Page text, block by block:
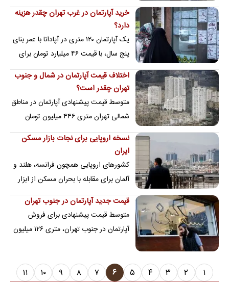
مواجه …
خرید آپارتمان در غرب تهران چقدر هزینه
دارد؟
یک آپارتمان ۱۲۰ متری در آپادانا با عمر بنای
پنج سال، با قیمت ۴۶ میلیارد تومان برای
فروش آگهی شده است
اختلاف قیمت آپارتمان در شمال و جنوب
تهران چقدر است؟
متوسط قیمت پیشنهادی آپارتمان در مناطق
شمالی تهران متری ۴۴۶ میلیون تومان
است و در مناطق جنوبی به متری ۱۲۶
میلیون تومان م…
نسخه اروپایی برای نجات بازار مسکن
ایران
کشورهای اروپایی همچون فرانسه، هلند و
آلمان برای مقابله با بحران مسکن از ابزار
سه‌گانه زمین، تامین مالی و نظام مالیاتی…
قیمت جدید آپارتمان در جنوب تهران
متوسط قیمت پیشنهادی برای فروش
آپارتمان در جنوب تهران، متری ۱۲۶ میلیون
۱ ۲ ۳ ۴ ۵ ۶ ۷ ۸ ۹ ۱۰ ۱۱